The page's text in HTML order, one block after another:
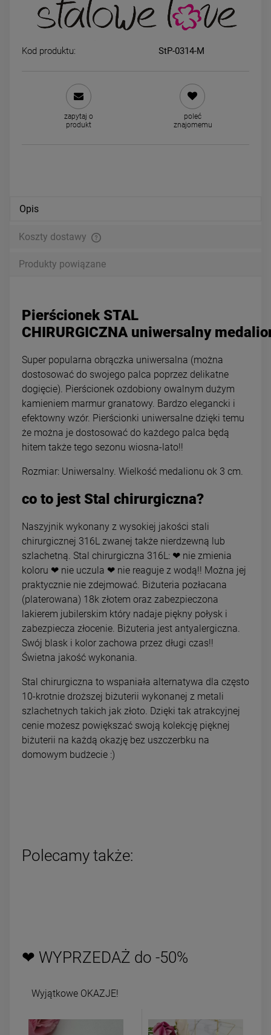
Pierścionek STAL
CHIRURGICZNA obrączka
uniwersalna medalion masa
39,00 zł
Pierścionek STAL
CHIRURGICZNA obrączka
uniwersalna medalion
Kod produktu: StP-0314-M
zapytaj o
produkt
poleć
znajomemu
Opis
Koszty dostawy
Produkty powiązane
Pierścionek STAL
CHIRURGICZNA uniwersalny
Super popularna obrączka uniwersalna (można
dostosować do swojego palca poprzez delikatne
dogięcie). Pierścionek ozdobiony owalnym dużym
kamieniem marmur granatowy. Bardzo elegancki i
efektowny wzór. Pierścionki uniwersalne dzięki temu
że można je dostosować do każdego palca będą
hitem także tego sezonu wiosna-lato!!
Rozmiar: Uniwersalny. Wielkość medalionu ok 3 cm.
co to jest Stal chirurgiczna?
Naszyjnik wykonany z wysokiej jakości stali
chirurgicznej 316L zwanej także nierdzewną lub
szlachetną. Stal chirurgiczna 316L: ❤ nie zmienia
koloru ❤ nie uczula ❤ nie reaguje z wodą!! Można jej
praktycznie nie zdejmować. Biżuteria pozłacana
(platerowana) 18k złotem oraz zabezpieczona
lakierem jubilerskim który nadaje piękny połysk i
zabezpiecza złocenie. Biżuteria jest antyalergiczna.
Swój blask i kolor zachowa przez długi czas!!
Świetna jakość wykonania.
Stal chirurgiczna to wspaniała alternatywa dla często
10-krotnie droższej biżuterii wykonanej z metali
szlachetnych takich jak złoto. Dzięki tak atrakcyjnej
cenie możesz powiększać swoją kolekcję pięknej
biżuterii na każdą okazję bez uszczerbku na
domowym budżecie :)
Polecamy także:
❤ WYPRZEDAŻ do -50%
Wyjątkowe OKAZJE!